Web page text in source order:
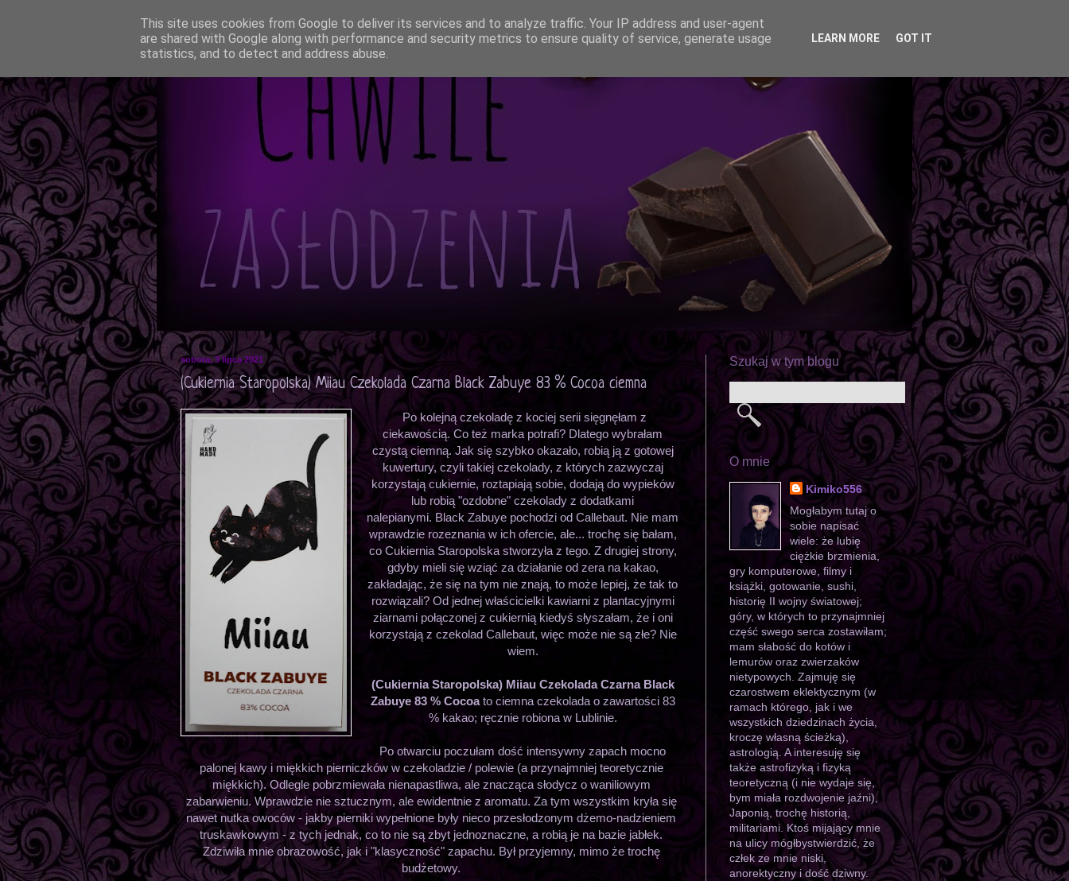
sobota, 3 lipca 2021
(Cukiernia Staropolska) Miiau Czekolada Czarna Black Zabuye 83 % Cocoa ciemna
Po kolejną czekoladę z kociej serii sięgnęłam z
ciekawością. Co też marka potrafi? Dlatego wybrałam
czystą ciemną. Jak się szybko okazało, robią ją z gotowej
kuwertury, czyli takiej czekolady, z których zazwyczaj
korzystają cukiernie, roztapiają sobie, dodają do wypieków
lub robią "ozdobne" czekolady z dodatkami
nalepianymi. Black Zabuye pochodzi od Callebaut. Nie mam
wprawdzie rozeznania w ich ofercie, ale... trochę się bałam,
co Cukiernia Staropolska stworzyła z tego. Z drugiej strony,
gdyby mieli się wziąć za działanie od zera na kakao,
zakładając, że się na tym nie znają, to może lepiej, że tak to
rozwiązali? Od jednej właścicielki kawiarni z plantacyjnymi
ziarnami połączonej z cukiernią kiedyś słyszałam, że i oni
korzystają z czekolad Callebaut, więc może nie są złe? Nie
wiem.
(Cukiernia Staropolska) Miiau Czekolada Czarna Black
Zabuye 83 % Cocoato ciemna czekolada o zawartości 83
% kakao; ręcznie robiona w Lublinie.
Po otwarciu poczułam dość intensywny zapach mocno
palonej kawy i miękkich pierniczków w czekoladzie / polewie (a przynajmniej teoretycznie
miękkich). Odlegle pobrzmiewała nienapastliwa, ale znacząca słodycz o waniliowym
zabarwieniu. Wprawdzie nie sztucznym, ale ewidentnie z aromatu. Za tym wszystkim kryła się
nawet nutka owoców - jakby pierniki wypełnione były nieco przesłodzonym dżemo-nadzieniem
truskawkowym - z tych jednak, co to nie są zbyt jednoznaczne, a robią je na bazie jabłek.
Zdziwiła mnie obrazowość, jak i "klasyczność" zapachu. Był przyjemny, mimo że trochę
budżetowy.
Szukaj w tym blogu
O mnie
Kimiko556
Mogłabym tutaj o
sobie napisać
wiele: że lubię
ciężkie brzmienia,
gry komputerowe, filmy i
książki, gotowanie, sushi,
historię II wojny światowej;
góry, w których to przynajmniej
część swego serca zostawiłam;
mam słabość do kotów i
lemurów oraz zwierzaków
nietypowych. Zajmuję się
czarostwem eklektycznym (w
ramach którego, jak i we
wszystkich dziedzinach życia,
kroczę własną ścieżką),
astrologią. A interesuję się
także astrofizyką i fizyką
teoretyczną (i nie wydaje się,
bym miała rozdwojenie jaźni),
Japonią, trochę historią,
militariami. Ktoś mijający mnie
na ulicy mógłbystwierdzić, że
człek ze mnie niski,
anorektyczny i dość dziwny.
This site uses cookies from Google to deliver its services and to analyze traffic. Your IP address and user-agent
are shared with Google along with performance and security metrics to ensure quality of service, generate usage
statistics, and to detect and address abuse.
LEARN MORE GOT IT